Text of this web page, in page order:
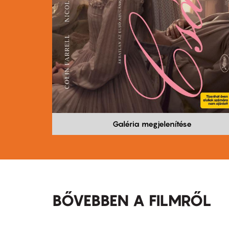
Galéria megjelenítése
BŐVEBBEN A FILMRŐL